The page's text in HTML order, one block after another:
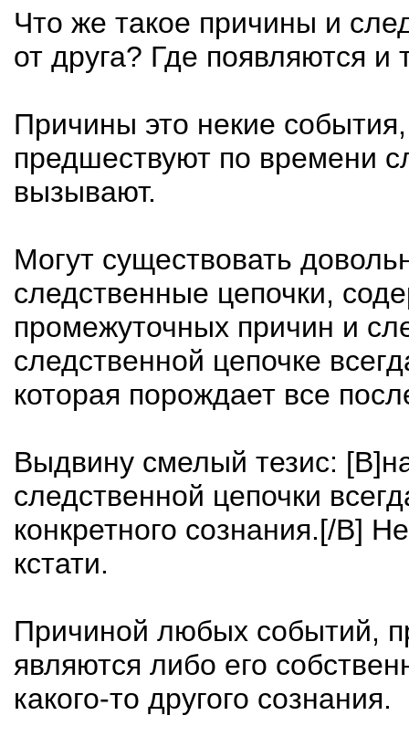
Что же такое причины и
от друга? Где появляются и
Причины это некие
предшествуют по времени
вызывают.
Могут существовать
следственные цепочки,
промежуточных причин и
следственной цепочке
которая порождает все
Выдвину смелый тезис:
следственной цепочки
конкретного сознания.[/B]
кстати.
Причиной любых событий,
являются либо его
какого-то другого сознания.